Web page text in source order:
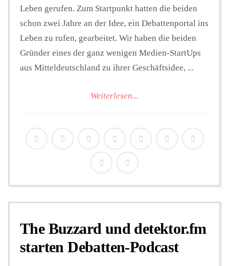
Leben gerufen. Zum Startpunkt hatten die beiden
schon zwei Jahre an der Idee, ein Debattenportal ins
Leben zu rufen, gearbeitet. Wir haben die beiden
Gründer eines der ganz wenigen Medien-StartUps
aus Mitteldeutschland zu ihrer Geschäftsidee, ...
Weiterlesen...
The Buzzard und detektor.fm
starten Debatten-Podcast